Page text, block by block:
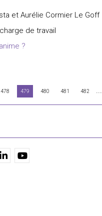
et Aurélie Cormier Le Goff
de travail
?
478 479 480 481 482 ...